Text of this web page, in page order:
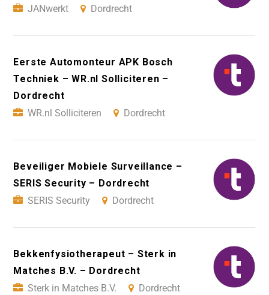
JANwerkt
Dordrecht
Eerste Automonteur APK Bosch
Techniek – WR.nl Solliciteren –
Dordrecht
WR.nl Solliciteren
Dordrecht
Beveiliger Mobiele Surveillance –
SERIS Security – Dordrecht
SERIS Security
Dordrecht
Bekkenfysiotherapeut – Sterk in
Matches B.V. – Dordrecht
Sterk in Matches B.V.
Dordrecht